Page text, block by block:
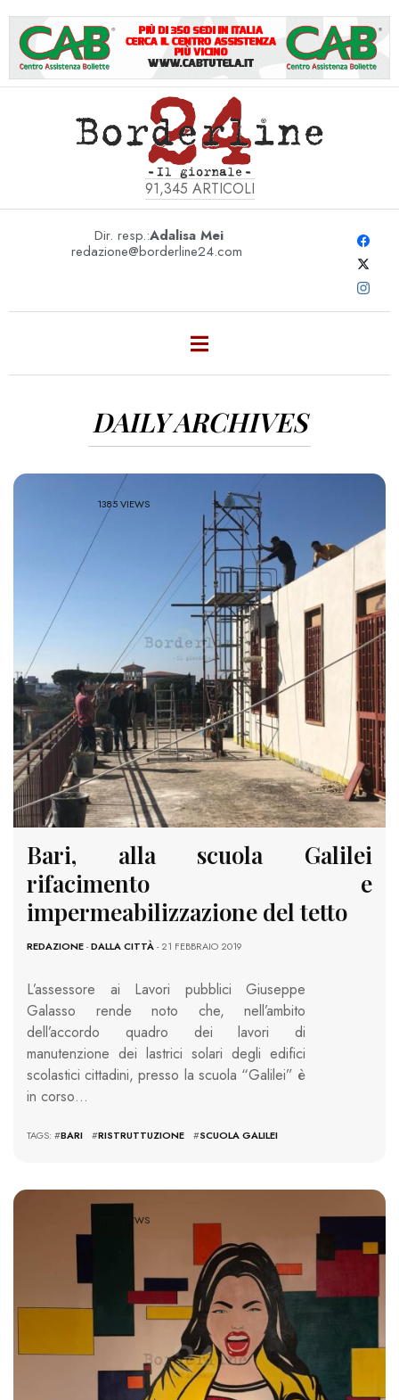
91,345 ARTICOLI
Dir. resp.:Adalisa Mei
redazione@borderline24.com
DAILY ARCHIVES
1385 VIEWS
Bari, alla scuola Galilei
rifacimento e
impermeabilizzazione del tetto
REDAZIONE-DALLA CITTÀ- 21 FEBBRAIO 2019
L’assessore ai Lavori pubblici Giuseppe
Galasso rende noto che, nell’ambito
dell’accordo quadro dei lavori di
manutenzione dei lastrici solari degli edifici
scolastici cittadini, presso la scuola “Galilei” è
in corso…
TAGS: #BARI #RISTRUTTUZIONE #SCUOLA GALILEI
1777 VIEWS